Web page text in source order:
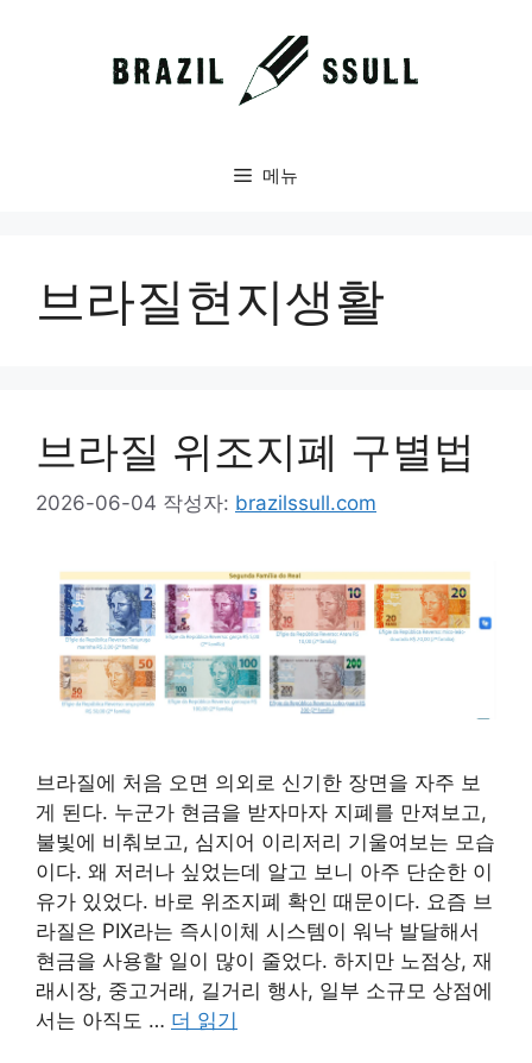
메뉴
브라질현지생활
브라질 위조지폐 구별법
2026-06-04 작성자: brazilssull.com
브라질에 처음 오면 의외로 신기한 장면을 자주 보
게 된다. 누군가 현금을 받자마자 지폐를 만져보고,
불빛에 비춰보고, 심지어 이리저리 기울여보는 모습
이다. 왜 저러나 싶었는데 알고 보니 아주 단순한 이
유가 있었다. 바로 위조지폐 확인 때문이다. 요즘 브
라질은 PIX라는 즉시이체 시스템이 워낙 발달해서
현금을 사용할 일이 많이 줄었다. 하지만 노점상, 재
래시장, 중고거래, 길거리 행사, 일부 소규모 상점에
서는 아직도 … 더 읽기